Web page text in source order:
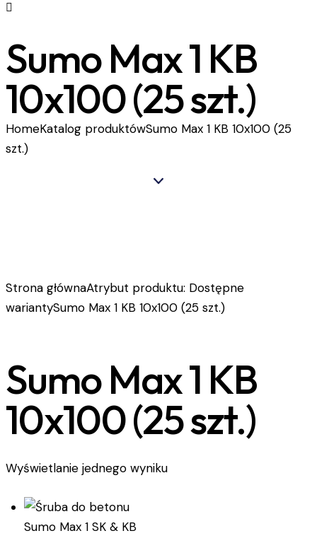
Sumo Max 1 KB
10x100 (25 szt.)
HomeKatalog produktówSumo Max 1 KB 10x100 (25
szt.)
Strona głównaAtrybut produktu: Dostępne
wariantySumo Max 1 KB 10x100 (25 szt.)
Sumo Max 1 KB
10x100 (25 szt.)
Wyświetlanie jednego wyniku